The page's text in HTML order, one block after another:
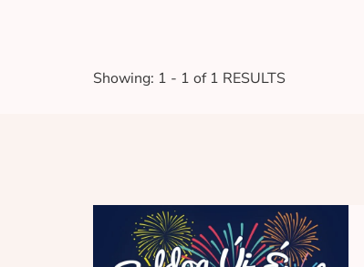
Showing: 1 - 1 of 1 RESULTS